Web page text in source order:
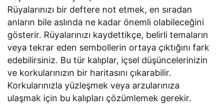
Rüyalarınızı bir deftere not etmek, en sıradan
anların bile aslında ne kadar önemli olabileceğini
gösterir. Rüyalarınızı kaydettikçe, belirli temaların
veya tekrar eden sembollerin ortaya çıktığını fark
edebilirsiniz. Bu tür kalıplar, içsel düşüncelerinizin
ve korkularınızın bir haritasını çıkarabilir.
Korkularınızla yüzleşmek veya arzularınıza
ulaşmak için bu kalıpları çözümlemek gerekir.